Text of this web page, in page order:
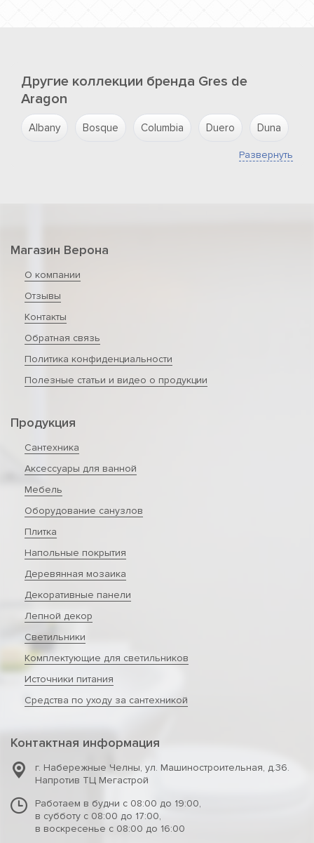
Другие коллекции бренда Gres de
Aragon
Albany Bosque Columbia Duero Duna
Развернуть
Магазин Верона
О компании
Отзывы
Контакты
Обратная связь
Политика конфиденциальности
Полезные статьи и видео о продукции
Продукция
Сантехника
Аксессуары для ванной
Мебель
Оборудование санузлов
Плитка
Напольные покрытия
Деревянная мозаика
Декоративные панели
Лепной декор
Светильники
Комплектующие для светильников
Источники питания
Средства по уходу за сантехникой
Контактная информация
г. Набережные Челны, ул. Машиностроительная, д.36.
Напротив ТЦ Мегастрой
Работаем в будни с 08:00 до 19:00,
в субботу с 08:00 до 17:00,
в воскресенье с 08:00 до 16:00